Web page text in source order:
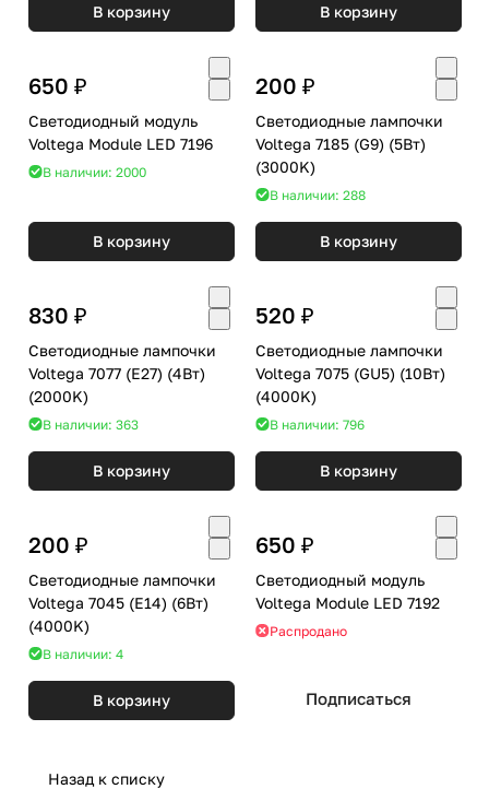
В корзину В корзину
650 ₽
Светодиодный модуль
Voltega Module LED 7196
В наличии: 2000
В корзину
200 ₽
Светодиодные лампочки
Voltega 7185 (G9) (5Вт)
(3000K)
В наличии: 288
В корзину
830 ₽
Светодиодные лампочки
Voltega 7077 (E27) (4Вт)
(2000K)
В наличии: 363
В корзину
520 ₽
Светодиодные лампочки
Voltega 7075 (GU5) (10Вт)
(4000K)
В наличии: 796
В корзину
200 ₽
Светодиодные лампочки
Voltega 7045 (E14) (6Вт)
(4000K)
В наличии: 4
В корзину
650 ₽
Светодиодный модуль
Voltega Module LED 7192
Распродано
Подписаться
Назад к списку